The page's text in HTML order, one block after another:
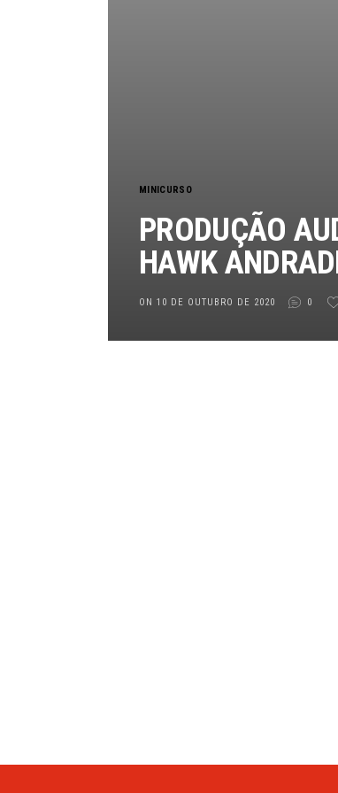
MINICURSO
PRODUÇÃO
HAWK
ON 10 DE OUTUBRO DE 2020 0